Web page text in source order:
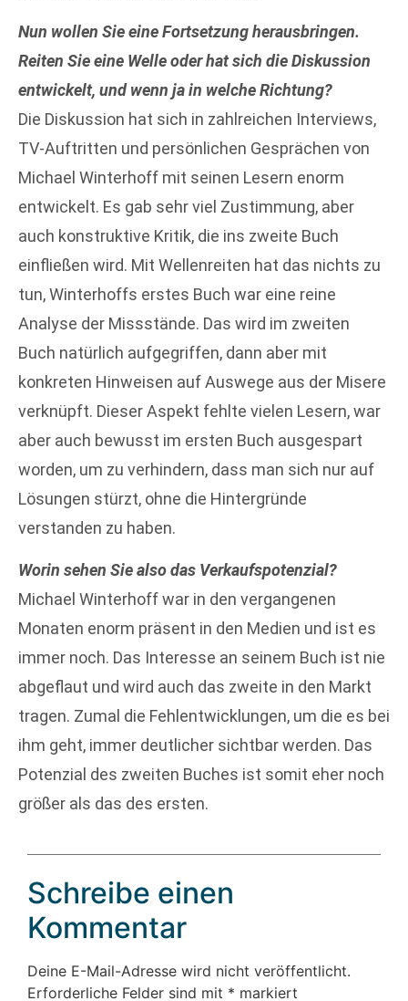
Nun wollen Sie eine Fortsetzung herausbringen.
Reiten Sie eine Welle oder hat sich die Diskussion
entwickelt, und wenn ja in welche Richtung?
Die Diskussion hat sich in zahlreichen Interviews,
TV-Auftritten und persönlichen Gesprächen von
Michael Winterhoff mit seinen Lesern enorm
entwickelt. Es gab sehr viel Zustimmung, aber
auch konstruktive Kritik, die ins zweite Buch
einfließen wird. Mit Wellenreiten hat das nichts zu
tun, Winterhoffs erstes Buch war eine reine
Analyse der Missstände. Das wird im zweiten
Buch natürlich aufgegriffen, dann aber mit
konkreten Hinweisen auf Auswege aus der Misere
verknüpft. Dieser Aspekt fehlte vielen Lesern, war
aber auch bewusst im ersten Buch ausgespart
worden, um zu verhindern, dass man sich nur auf
Lösungen stürzt, ohne die Hintergründe
verstanden zu haben.
Worin sehen Sie also das Verkaufspotenzial?
Michael Winterhoff war in den vergangenen
Monaten enorm präsent in den Medien und ist es
immer noch. Das Interesse an seinem Buch ist nie
abgeflaut und wird auch das zweite in den Markt
tragen. Zumal die Fehlentwicklungen, um die es bei
ihm geht, immer deutlicher sichtbar werden. Das
Potenzial des zweiten Buches ist somit eher noch
größer als das des ersten.
Schreibe einen
Kommentar
Deine E-Mail-Adresse wird nicht veröffentlicht.
Erforderliche Felder sind mit * markiert